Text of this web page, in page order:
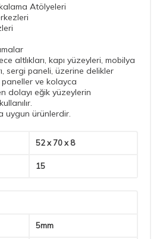
Atölyeleri
altlıkları, kapı yüzeyleri, mobilya
sergi paneli, üzerine delikler
ve kolayca
dolayı eğik yüzeylerin
uygun ürünlerdir.
52 x 70 x 8
15
5mm